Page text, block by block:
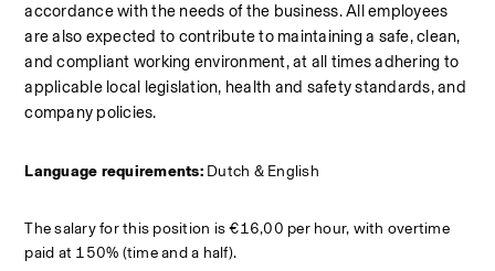
accordance with the needs of the business. All employees
are also expected to contribute to maintaining a safe, clean,
and compliant working environment, at all times adhering to
applicable local legislation, health and safety standards, and
company policies.
Language requirements: Dutch & English
The salary for this position is €16,00 per hour, with overtime
paid at 150% (time and a half).